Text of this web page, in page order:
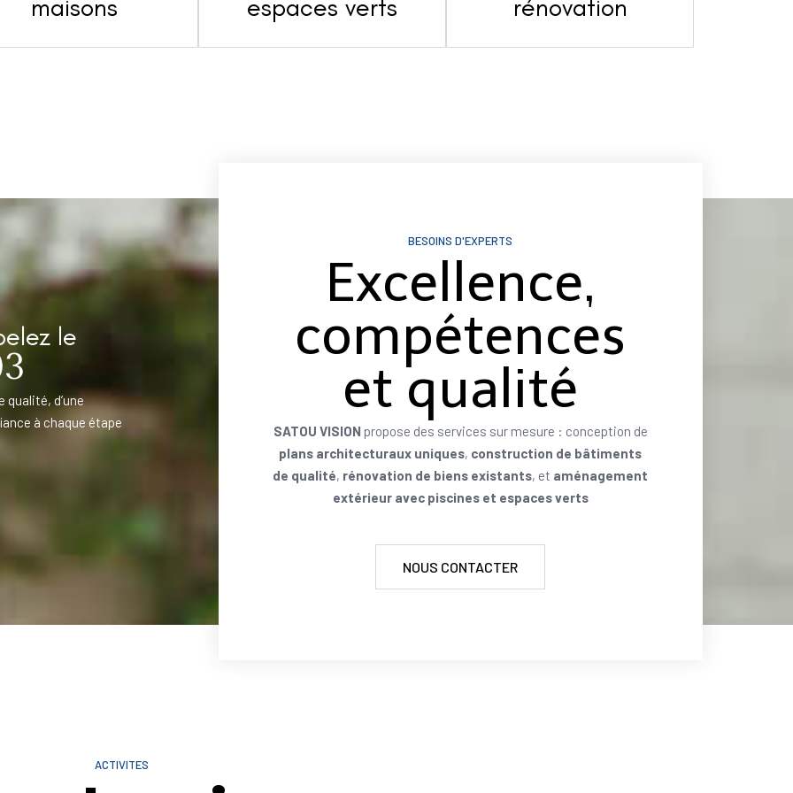
maisons espaces verts rénovation
le
qualité, d’une
à chaque étape
BESOINS D'EXPERTS
Excellence,
compétences
et qualité
SATOU VISION propose des services sur mesure : conception de
plans architecturaux uniques, construction de bâtiments
de qualité, rénovation de biens existants, et aménagement
extérieur avec piscines et espaces verts
NOUS CONTACTER
ACTIVITES